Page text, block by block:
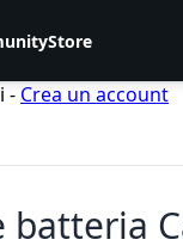
Store
- Crea un account
batteria